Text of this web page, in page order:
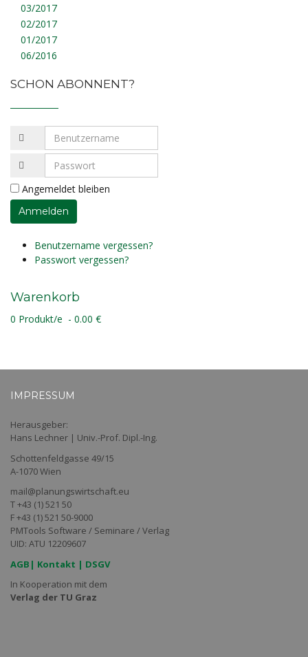
03/2017
02/2017
01/2017
06/2016
SCHON ABONNENT?
Angemeldet bleiben
Benutzername vergessen?
Passwort vergessen?
Warenkorb
0 Produkt/e - 0.00 €
IMPRESSUM
Herausgeber:
Hans Lechner | Univ.-Prof. Dipl.-Ing.
Schottenfeldgasse 49/15
A-1070 Wien
mail@planungswirtschaft.eu
T +43 (1) 521 50
F +43 (1) 521 50-9000
PMTools Software / Seminare / Verlag
UID: ATU 12209607
AGB | Kontakt | DSGV
In Kooperation mit dem
Verlag der TU Graz